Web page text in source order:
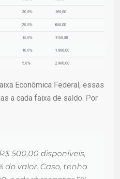
Econômica Federal, essas
a cada faixa de saldo. Por
500,00 disponíveis,
do valor. Caso, tenha